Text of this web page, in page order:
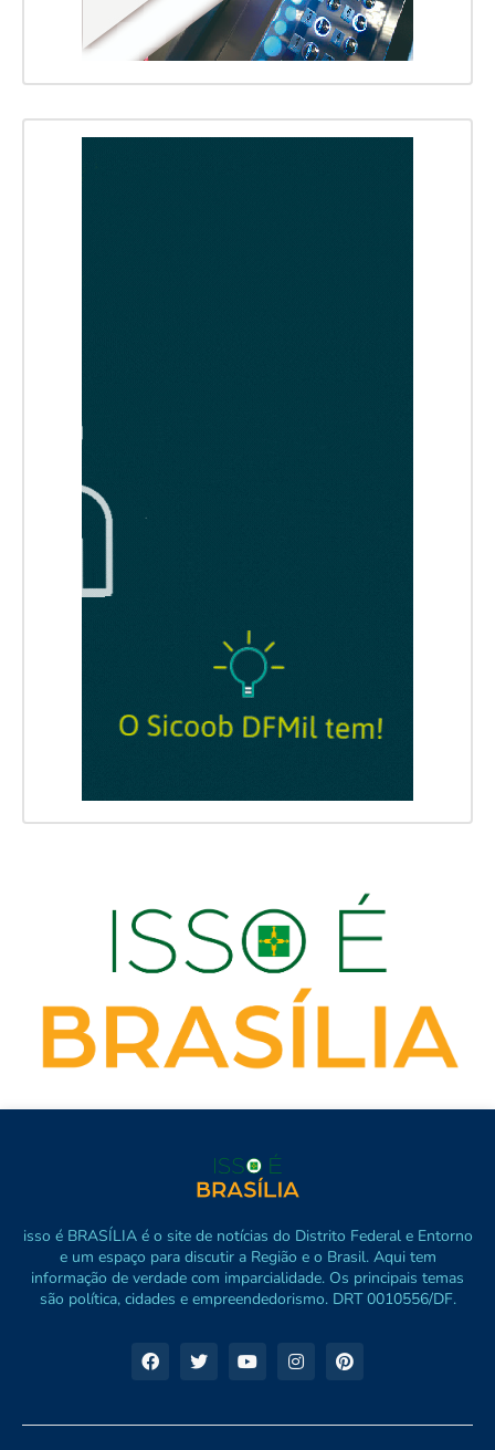
isso é BRASÍLIA é o site de notícias do Distrito Federal e Entorno
e um espaço para discutir a Região e o Brasil. Aqui tem
informação de verdade com imparcialidade. Os principais temas
são política, cidades e empreendedorismo. DRT 0010556/DF.